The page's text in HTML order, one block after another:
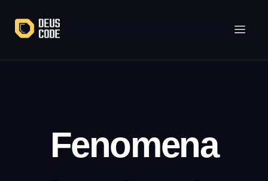
konten
Fenomena